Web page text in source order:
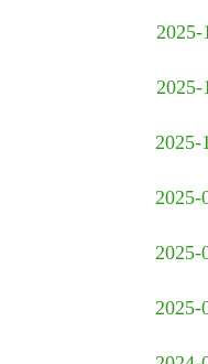
2025-
2025-
2025-
2025-
2025-
2025-